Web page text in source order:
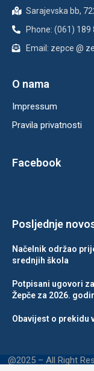
Sarajevska bb,
Phone: (061) 189
Email: zepce @
O nama
Impressum
Pravila privatnosti
Facebook
Posljednje
Načelnik održao
srednjih škola
Potpisani ugovori
Žepče za 2026.
Obavijest o prekidu
@2025 – All Right